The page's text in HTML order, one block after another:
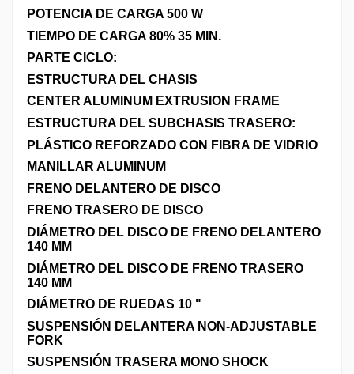
POTENCIA DE CARGA 500 W
TIEMPO DE CARGA 80% 35 MIN.
PARTE CICLO:
ESTRUCTURA DEL CHASIS
CENTER ALUMINUM EXTRUSION FRAME
ESTRUCTURA DEL SUBCHASIS TRASERO:
PLÁSTICO REFORZADO CON FIBRA DE VIDRIO
MANILLAR ALUMINUM
FRENO DELANTERO DE DISCO
FRENO TRASERO DE DISCO
DIÁMETRO DEL DISCO DE FRENO DELANTERO
140 MM
DIÁMETRO DEL DISCO DE FRENO TRASERO
140 MM
DIÁMETRO DE RUEDAS 10 "
SUSPENSIÓN DELANTERA NON-ADJUSTABLE
FORK
SUSPENSIÓN TRASERA MONO SHOCK